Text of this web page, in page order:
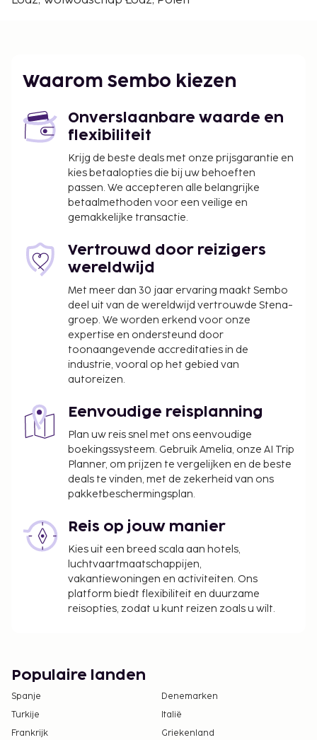
incheckservice, een snelle uitcheckservice en een
lift.
Toeslag voor hoge kinderstoel: PLN 40 per dag
Deze lijst is mogelijk niet volledig. Toeslagen en
borgsommen zijn mogelijk excl. btw en kunnen
Waarom Sembo kiezen
Onverslaanbare waarde en
flexibiliteit
Krijg de beste deals met onze prijsgarantie en
kies betaalopties die bij uw behoeften
passen. We accepteren alle belangrijke
betaalmethoden voor een veilige en
gemakkelijke transactie.
Vertrouwd door reizigers
wereldwijd
Met meer dan 30 jaar ervaring maakt Sembo
deel uit van de wereldwijd vertrouwde Stena-
groep. We worden erkend voor onze
expertise en ondersteund door
toonaangevende accreditaties in de
industrie, vooral op het gebied van
autoreizen.
Eenvoudige reisplanning
Plan uw reis snel met ons eenvoudige
boekingssysteem. Gebruik Amelia, onze AI Trip
Planner, om prijzen te vergelijken en de beste
deals te vinden, met de zekerheid van ons
pakketbeschermingsplan.
Reis op jouw manier
Kies uit een breed scala aan hotels,
luchtvaartmaatschappijen,
vakantiewoningen en activiteiten. Ons
platform biedt flexibiliteit en duurzame
reisopties, zodat u kunt reizen zoals u wilt.
Populaire landen
Spanje
Denemarken
Turkije
Italië
Frankrijk
Griekenland